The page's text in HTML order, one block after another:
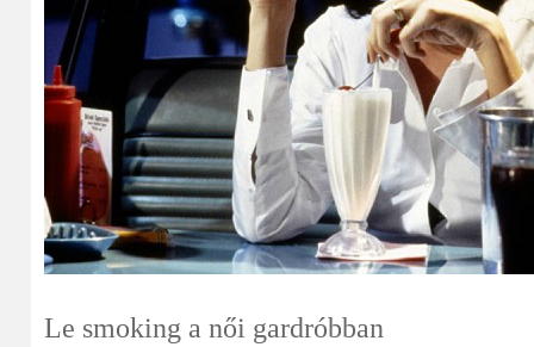
Le smoking a női gardróbban